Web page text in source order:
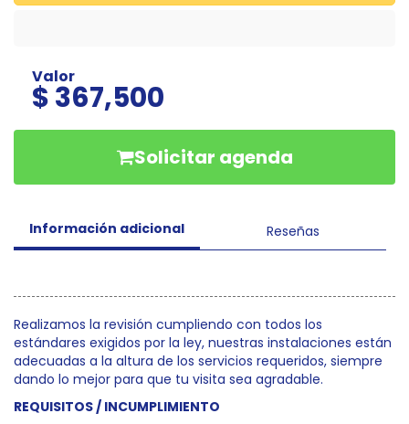
Valor
$ 367,500
Solicitar agenda
Información adicional Reseñas
Realizamos la revisión cumpliendo con todos los
estándares exigidos por la ley, nuestras instalaciones están
adecuadas a la altura de los servicios requeridos, siempre
dando lo mejor para que tu visita sea agradable.
REQUISITOS / INCUMPLIMIENTO